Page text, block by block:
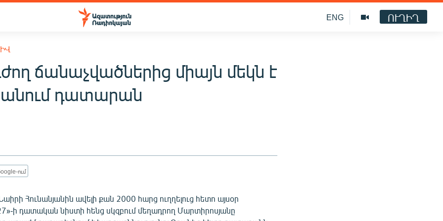
ENG ՈՒՂԻՂ
ճանաչվածներից միայն մեկն է
դատարան
ում
Հունանյանին ավելի քան 2000 հարց ուղղելուց հետո այսօր
ի դատական նիստի հենց սկզբում մեղադրող Մարտիրոսյանը